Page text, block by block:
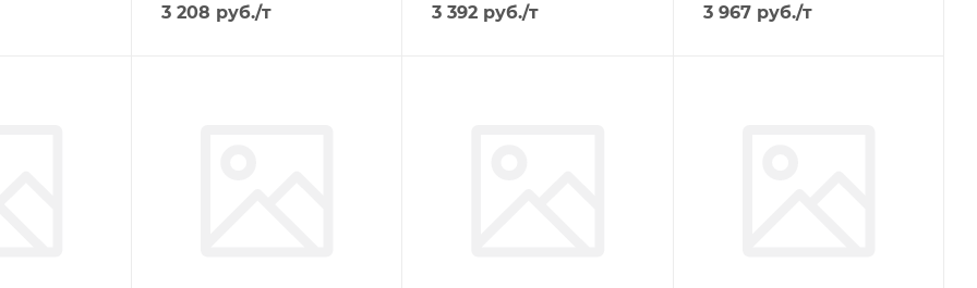
3 208 руб./т 3 392 руб./т 3 967руб./т